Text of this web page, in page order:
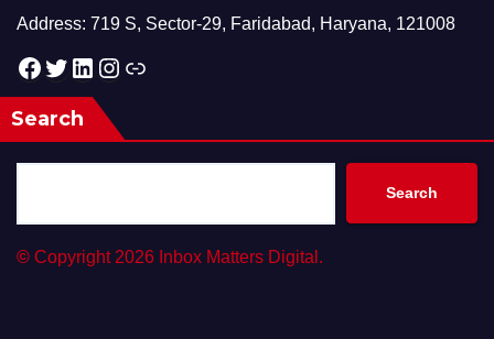
Address: 719 S, Sector-29, Faridabad, Haryana, 121008
Facebook Twitter LinkedIn Instagram Link
Search
Search
© Copyright 2026 Inbox Matters Digital.